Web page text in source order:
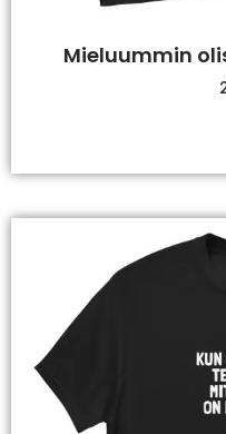
Mieluummin